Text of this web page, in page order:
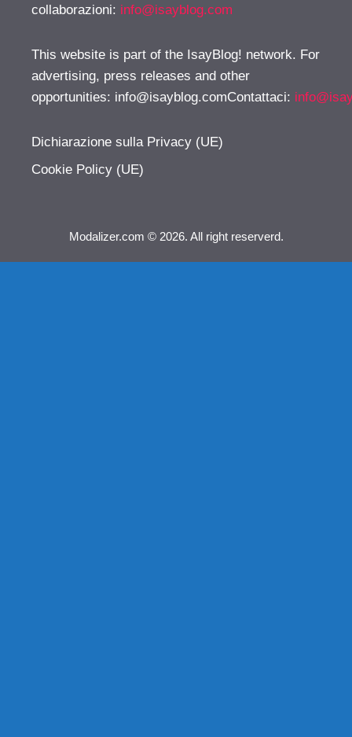
collaborazioni: info@isayblog.com
This website is part of the IsayBlog! network. For
advertising, press releases and other
opportunities: info@isayblog.comContattaci:
Dichiarazione sulla Privacy (UE)
Cookie Policy (UE)
Modalizer.com © 2026. All right reserverd.